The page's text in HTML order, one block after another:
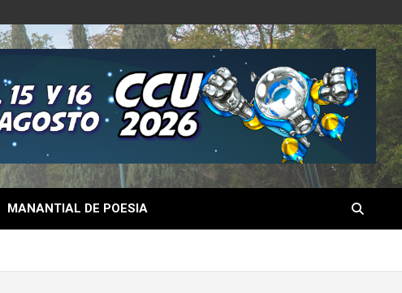
MANANTIAL DE POESIA